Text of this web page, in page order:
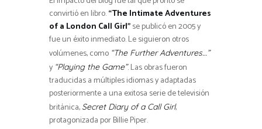
convirtió en libro.“The Intimate Adventures
of a London Call Girl”se publicó en 2005 y
fue un éxito inmediato. Le siguieron otros
volúmenes, como “The Further Adventures…”
y “Playing the Game”. Las obras fueron
traducidas a múltiples idiomas y adaptadas
posteriormente a una exitosa serie de televisión
británica, Secret Diary of a Call Girl,
protagonizada por Billie Piper.